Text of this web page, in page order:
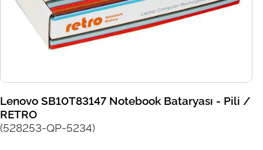
Lenovo SB10T83147 Notebook Bataryası - Pili /
RETRO
(528253-QP-5234)